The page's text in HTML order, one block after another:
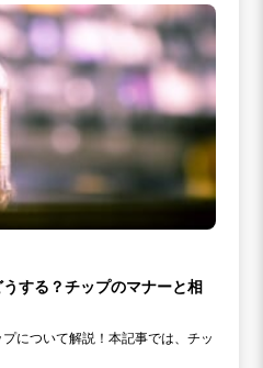
する？チップのマナーと相
について解説！本記事では、チッ